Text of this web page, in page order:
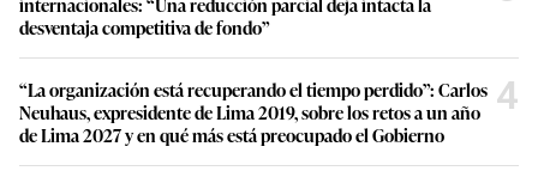
desventaja competitiva de fondo”
“La organización está recuperando el tiempo perdido”: Carlos
Neuhaus, expresidente de Lima 2019, sobre los retos a un año
de Lima 2027 y en qué más está preocupado el Gobierno
4